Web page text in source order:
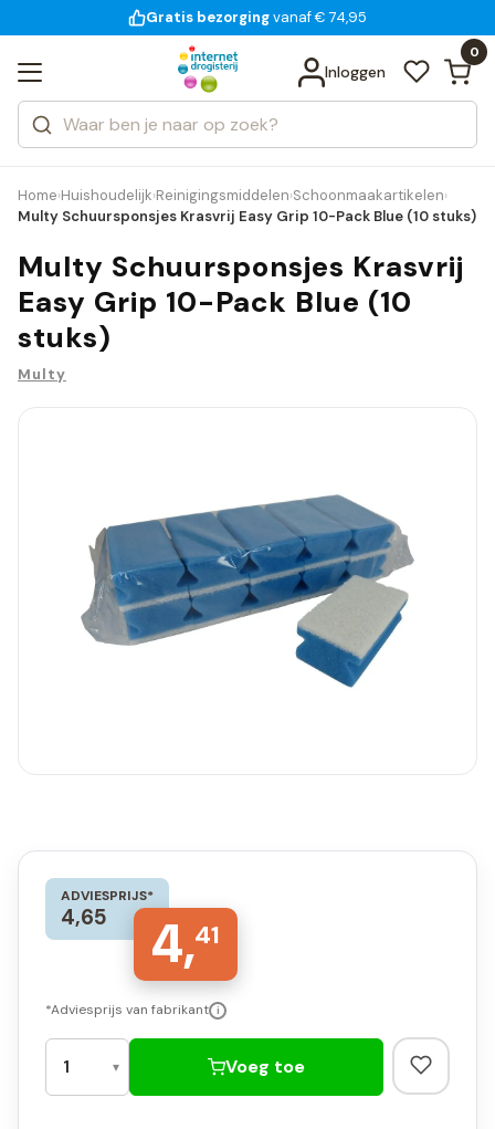
voor 18:00 uur besteld
Gratis bezorgingvanaf € 74,95
14 dagen bedenktijd
Inloggen
0
Zoeken
Categorieën
Merken
Bekijk alle resultaten
Home›Huishoudelijk›Reinigingsmiddelen›Schoonmaakartikelen›
Multy Schuursponsjes Krasvrij Easy Grip 10-Pack Blue (10 stuks)
Multy Schuursponsjes Krasvrij
Easy Grip 10-Pack Blue (10
stuks)
Multy
ADVIESPRIJS*
4,65 4,41
*Adviesprijs van fabrikant i
Voeg toe